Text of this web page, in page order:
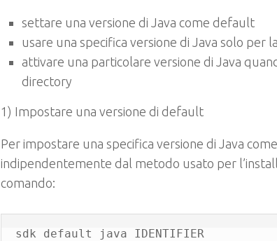
settare una versione di Java come default
usare una specifica versione di Java solo per
attivare una particolare versione di Java
directory
1) Impostare una versione di default
Per impostare una specifica versione di Java
indipendentemente dal metodo usato per
comando:
sdk default java IDENTIFIER